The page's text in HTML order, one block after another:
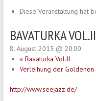
Diese Veranstaltung hat
BAVATURKA VOL.II
8. August 2015 @ 20:00
« Bavaturka Vol.II
Verleihung der
http://www.seejazz.de/